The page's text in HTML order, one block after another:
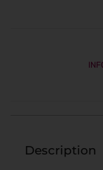
Description